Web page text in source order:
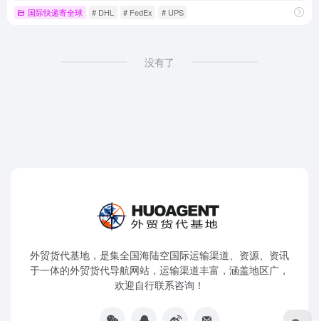
国际快递寄全球 # DHL # FedEx # UPS
没有了
外贸货代基地，是集全国海陆空国际运输渠道、资源、资讯
于一体的外贸货代导航网站，运输渠道丰富，涵盖地区广，
欢迎自行联系咨询！